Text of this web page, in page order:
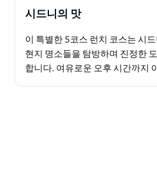
시드니의 맛
이 특별한 5코스 런치 코스는 시
현지 명소들을 탐방하며 진정한
합니다. 여유로운 오후 시간까지